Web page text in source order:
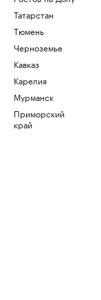
Татарстан
Тюмень
Черноземье
Кавказ
Карелия
Мурманск
Приморский
край